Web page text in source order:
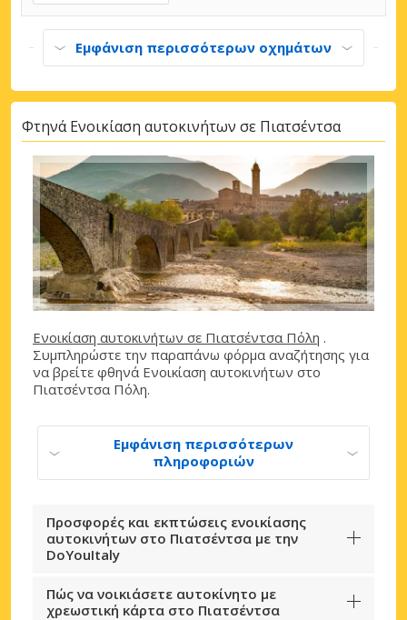
Εμφάνιση περισσότερων οχημάτων
Φτηνά Ενοικίαση αυτοκινήτων σε Πιατσέντσα
Ενοικίαση αυτοκινήτων σε Πιατσέντσα Πόλη .
Συμπληρώστε την παραπάνω φόρμα αναζήτησης για
να βρείτε φθηνά Ενοικίαση αυτοκινήτων στο
Πιατσέντσα Πόλη.
Εμφάνιση περισσότερων
πληροφοριών
Προσφορές και εκπτώσεις ενοικίασης
αυτοκινήτων στο Πιατσέντσα με την
DoYouItaly
Πώς να νοικιάσετε αυτοκίνητο με
χρεωστική κάρτα στο Πιατσέντσα